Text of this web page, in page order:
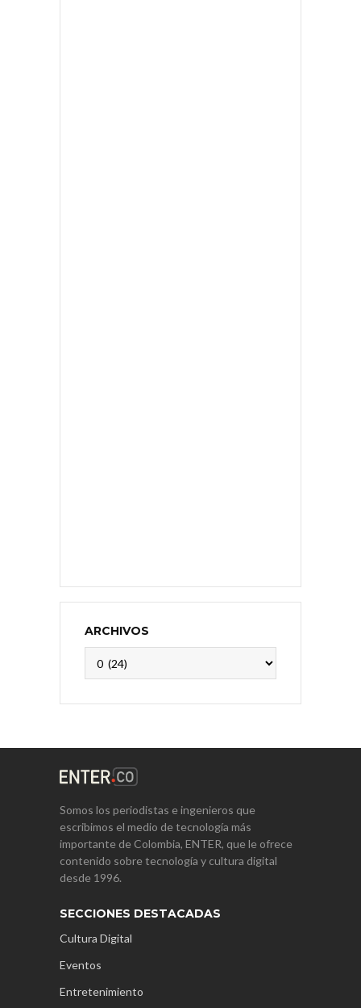
ARCHIVOS
Somos los periodistas e ingenieros que
escribimos el medio de tecnología más
importante de Colombia, ENTER, que le ofrece
contenido sobre tecnología y cultura digital
desde 1996.
SECCIONES DESTACADAS
Cultura Digital
Eventos
Entretenimiento